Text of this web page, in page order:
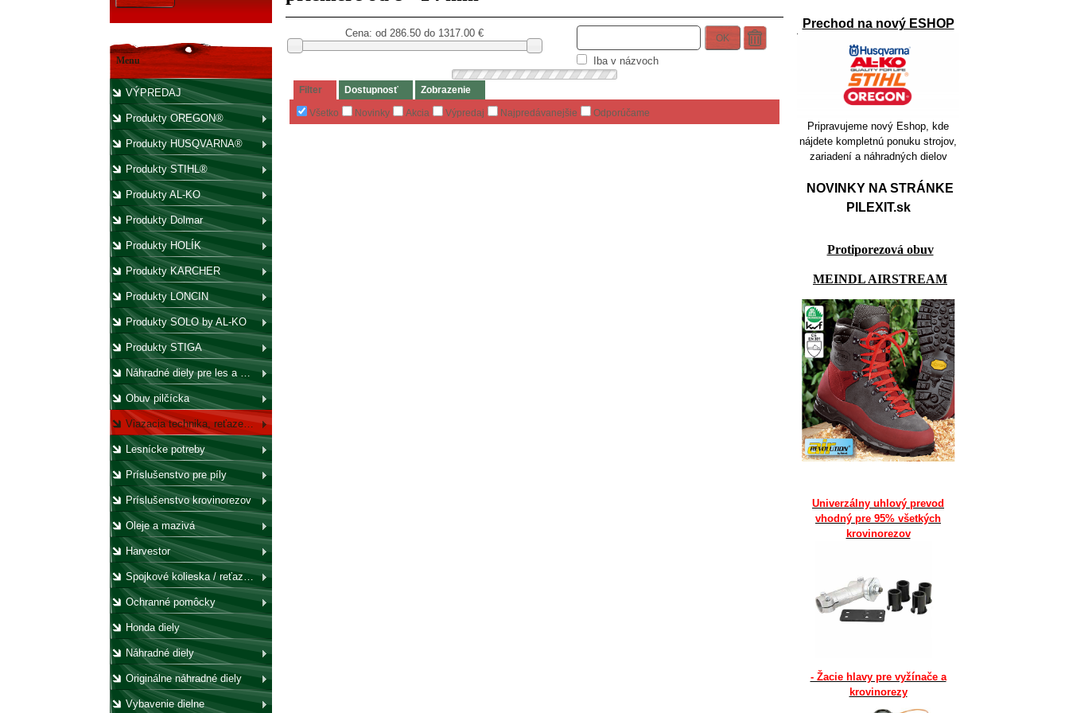
Menu
VÝPREDAJ
Produkty OREGON®
Produkty HUSQVARNA®
Produkty STIHL®
Produkty AL-KO
Produkty Dolmar
Produkty HOLÍK
Produkty KARCHER
Produkty LONCIN
Produkty SOLO by AL-KO
Produkty STIGA
Náhradné diely pre les a záhradu
Obuv pilčícka
Viazacia technika, reťaze, laná, háky, kladky
Lesnícke potreby
Príslušenstvo pre píly
Príslušenstvo krovinorezov
Oleje a mazivá
Harvestor
Spojkové kolieska / reťazovky
Ochranné pomôcky
Honda diely
Náhradné diely
Originálne náhradné diely
Vybavenie dielne
Cena: od 286.50 do 1317.00€ OK
Iba v názvoch
Filter Dostupnosť Zobrazenie
Všetko Novinky Akcia Výpredaj Najpredávanejšie Odporúčame
Prechod na nový ESHOP
Pripravujeme nový Eshop, kde
nájdete kompletnú ponuku strojov,
zariadení a náhradných dielov
NOVINKY NA STRÁNKE
PILEXIT.sk
Protiporezová obuv
MEINDL AIRSTREAM
Univerzálny uhlový prevod
vhodný pre 95% všetkých
krovinorezov
- Žacie hlavy pre vyžínače a
krovinorezy